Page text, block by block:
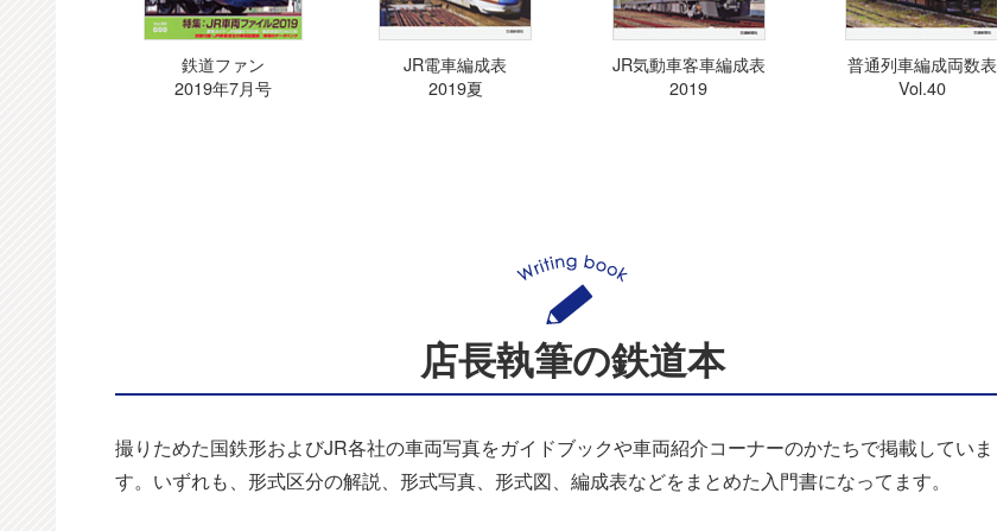
鉄道ファン
2019年7月号
JR電車編成表
2019夏
JR気動車客車編成表
2019
普通列車編成両数表
Vol.40
店長執筆の鉄道本
撮りためた国鉄形およびJR各社の車両写真をガイドブックや車両紹介コーナーのかたちで掲載していま
す。いずれも、形式区分の解説、形式写真、形式図、編成表などをまとめた入門書になってます。